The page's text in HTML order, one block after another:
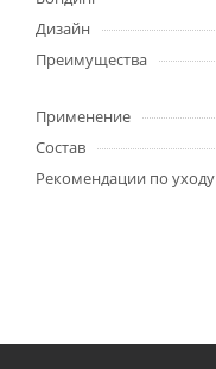
Дизайн
Преимущества
Применение
Состав
Рекомендации по уходу